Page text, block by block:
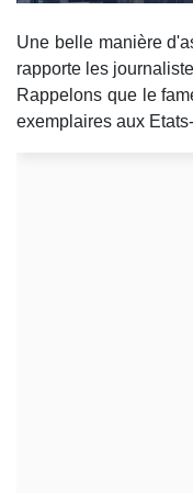
Une belle manière
rapporte les
Rappelons que le
exemplaires aux